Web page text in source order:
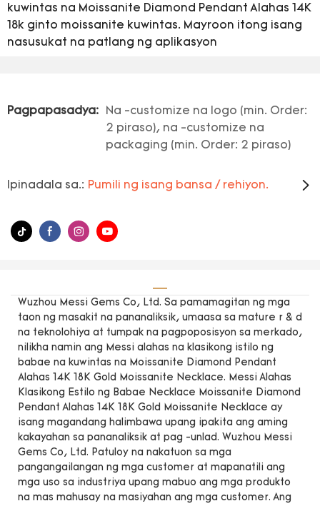
kuwintas na Moissanite Diamond Pendant Alahas 14K
18k ginto moissanite kuwintas. Mayroon itong isang
nasusukat na patlang ng aplikasyon
Pagpapasadya:
Na -customize na logo (min. Order:
2 piraso), na -customize na
packaging (min. Order: 2 piraso)
Ipinadala sa.: Pumili ng isang bansa / rehiyon.
Wuzhou Messi Gems Co, Ltd. Sa pamamagitan ng mga
taon ng masakit na pananaliksik, umaasa sa mature r & d
na teknolohiya at tumpak na pagpoposisyon sa merkado,
nilikha namin ang Messi alahas na klasikong istilo ng
babae na kuwintas na Moissanite Diamond Pendant
Alahas 14K 18K Gold Moissanite Necklace. Messi Alahas
Klasikong Estilo ng Babae Necklace Moissanite Diamond
Pendant Alahas 14K 18K Gold Moissanite Necklace ay
isang magandang halimbawa upang ipakita ang aming
kakayahan sa pananaliksik at pag -unlad. Wuzhou Messi
Gems Co, Ltd. Patuloy na nakatuon sa mga
pangangailangan ng mga customer at mapanatili ang
mga uso sa industriya upang mabuo ang mga produkto
na mas mahusay na masiyahan ang mga customer. Ang